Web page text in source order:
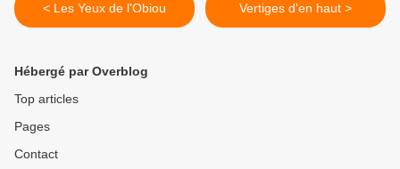
< Les Yeux de l'Obiou Vertiges d'en haut >
Hébergé par Overblog
Top articles
Pages
Contact